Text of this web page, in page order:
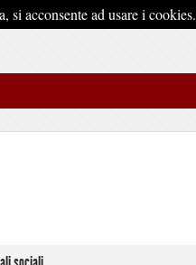
si acconsente ad usare i cookies.